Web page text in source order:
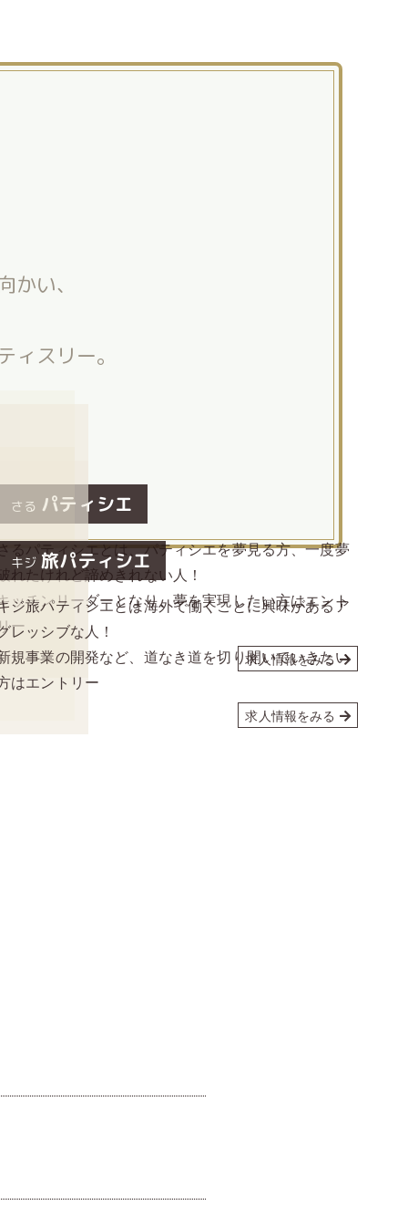
スリー。
さる パティシエ
るパティシエとは、パティシエを夢見る方、一度夢
れたけれど諦めきれない人！
ッチンリーダーとなり、夢を実現したい方はエント
リー
求人情報をみる
キジ 旅パティシエ
ジ旅パティシエとは海外で働くことに興味があるア
レッシブな人！
規事業の開発など、道なき道を切り開いていきたい
はエントリー
求人情報をみる